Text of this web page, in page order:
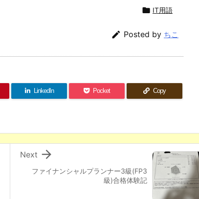
 IT用語
 Posted by ちこ
LinkedIn Pocket Copy
ファイナンシャルプランナー3級(FP3
級)合格体験記

Next